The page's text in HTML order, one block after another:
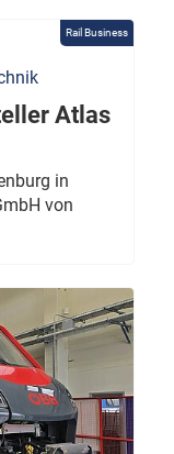
Rail Business
Atlas
in
von